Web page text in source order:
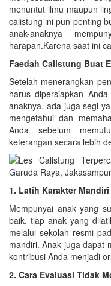
menuntut ilmu maupun
calistung ini pun penting
anak-anaknya
harapan.Karena saat ini
Faedah Calistung Buat
Setelah menerangkan
harus dipersiapkan
anaknya, ada juga segi
mengetahui dan
Anda sebelum
keterangan secara lebih
1. Latih Karakter
Mempunyai anak yang
baik. tiap anak yang
melalui sekolah resmi
mandiri. Anak juga dapat
kontribusi Anda menjadi
2. Cara Evaluasi Tidak